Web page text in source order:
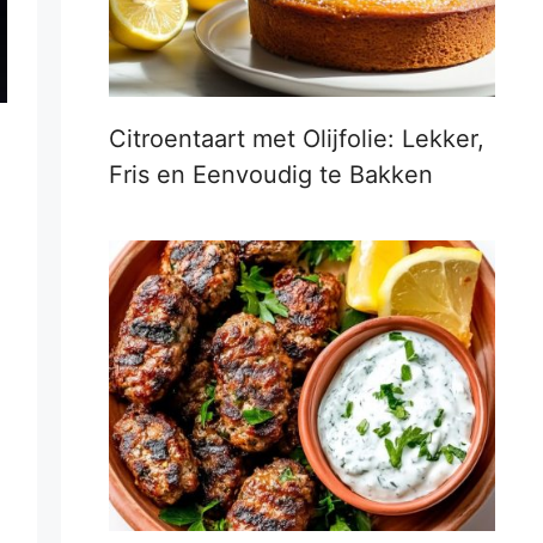
Citroentaart met Olijfolie: Lekker,
Fris en Eenvoudig te Bakken